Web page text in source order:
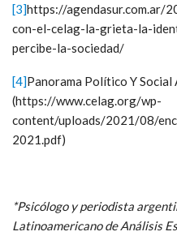
[3]https://agendasur.com.ar/
con-el-celag-la-grieta-la-
percibe-la-sociedad/
[4]Panorama Político Y Social
(https://www.celag.org/wp-
content/uploads/2021/08/
2021.pdf)
*Psicólogo y periodista
Latinoamericano de Análisis